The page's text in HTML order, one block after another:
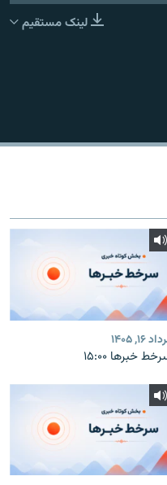
لینک مستقیم
۱۶, ۱۴۰۵
خبرها ۱۵:۰۰